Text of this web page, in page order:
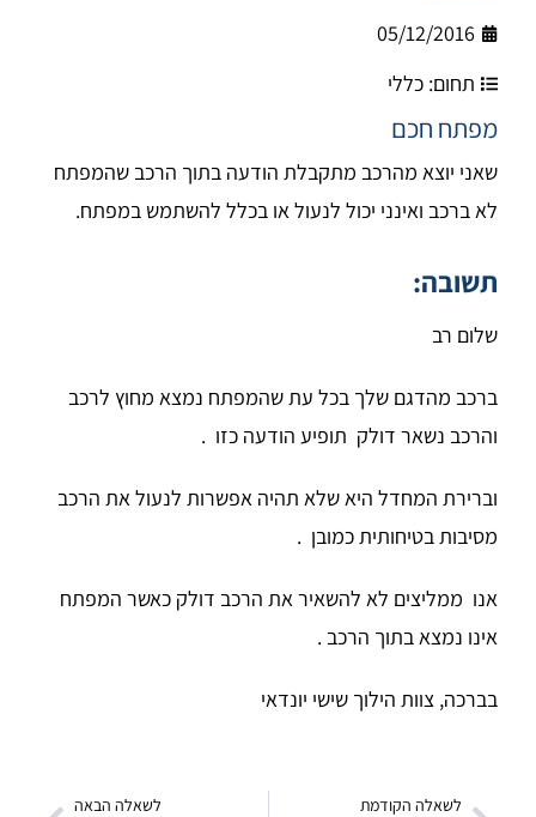
05/12/2016
תחום: כללי
מפתח חכם
שאני יוצא מהרכב מתקבלת הודעה בתוך הרכב שהמפתח
לא ברכב ואינני יכול לנעול או בכלל להשתמש במפתח.
תשובה:
שלום רב
ברכב מהדגם שלך בכל עת שהמפתח נמצא מחוץ לרכב
והרכב נשאר דולק תופיע הודעה כזו .
וברירת המחדל היא שלא תהיה אפשרות לנעול את הרכב
מסיבות בטיחותית כמובן .
אנו ממליצים לא להשאיר את הרכב דולק כאשר המפתח
אינו נמצא בתוך הרכב .
בברכה, צוות הילוך שישי יונדאי
לשאלה הקודמת לשאלה הבאה